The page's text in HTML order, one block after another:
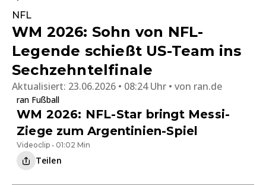
NFL
WM 2026: Sohn von NFL-
Legende schießt US-Team ins
Sechzehntelfinale
Aktualisiert: 23.06.2026 • 08:24 Uhr von ran.de
ran Fußball
WM 2026: NFL-Star bringt Messi-
Ziege zum Argentinien-Spiel
Videoclip • 01:02 Min
Teilen